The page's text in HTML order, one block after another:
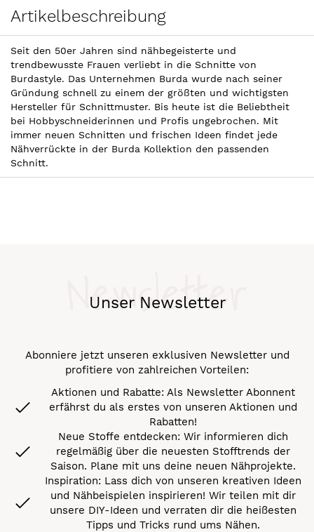
Artikelbeschreibung
Seit den 50er Jahren sind nähbegeisterte und
trendbewusste Frauen verliebt in die Schnitte von
Burdastyle. Das Unternehmen Burda wurde nach seiner
Gründung schnell zu einem der größten und wichtigsten
Hersteller für Schnittmuster. Bis heute ist die Beliebtheit
bei Hobbyschneiderinnen und Profis ungebrochen. Mit
immer neuen Schnitten und frischen Ideen findet jede
Nähverrückte in der Burda Kollektion den passenden
Schnitt.
Unser Newsletter
Newsletter
Abonniere jetzt unseren exklusiven Newsletter und
profitiere von zahlreichen Vorteilen:
Aktionen und Rabatte: Als Newsletter Abonnent
erfährst du als erstes von unseren Aktionen und
Rabatten!
Neue Stoffe entdecken: Wir informieren dich
regelmäßig über die neuesten Stofftrends der
Saison. Plane mit uns deine neuen Nähprojekte.
Inspiration: Lass dich von unseren kreativen Ideen
und Nähbeispielen inspirieren! Wir teilen mit dir
unsere DIY-Ideen und verraten dir die heißesten
Tipps und Tricks rund ums Nähen.